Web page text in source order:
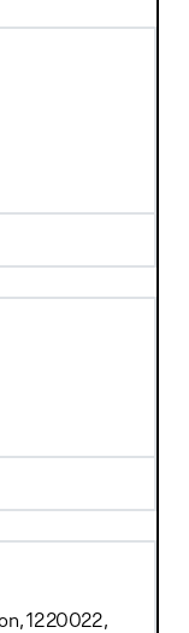
1220022,